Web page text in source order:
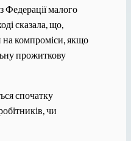
малого
сказала, що,
на компроміси, якщо
прожиткову
спочатку
чи